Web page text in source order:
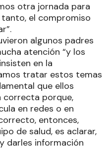
otra jornada para
el compromiso
algunos padres
atención “y los
en la
tratar estos temas
que ellos
correcta porque,
en redes o en
entonces,
de salud, es aclarar,
darles información